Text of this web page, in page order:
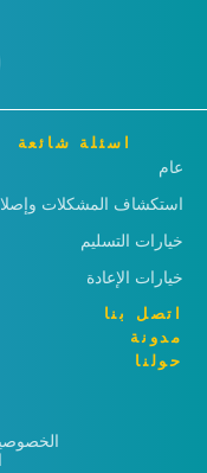
اسئلة شائعة
عام
استكشاف المشكلات
خيارات التسليم
خيارات الإعادة
اتصل بنا
مدونة
حولنا